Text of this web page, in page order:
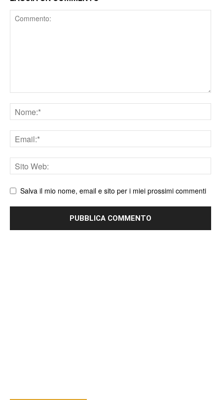
Comment
Nome
Email
Sito
web
Salva il mio nome, email e sito per i miei prossimi commenti